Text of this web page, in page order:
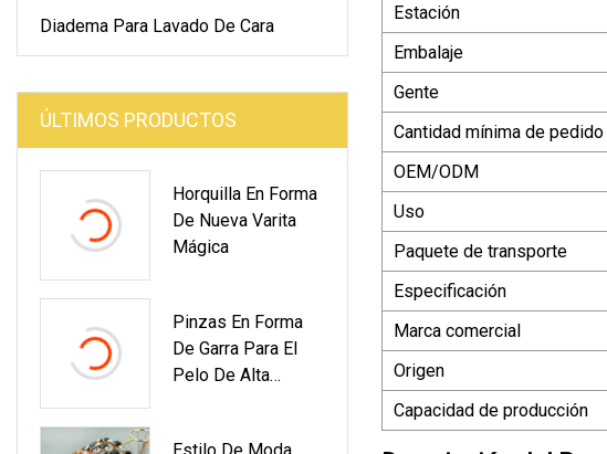
Diadema Para Lavado De Cara
ÚLTIMOS PRODUCTOS
Horquilla En Forma
De Nueva Varita
Mágica
Pinzas En Forma
De Garra Para El
Pelo De Alta
Estilo De Moda
Estación
Embalaje
Gente
Cantidad mínima de pedido
OEM/ODM
Uso
Paquete de transporte
Especificación
Marca comercial
Origen
Capacidad de producción